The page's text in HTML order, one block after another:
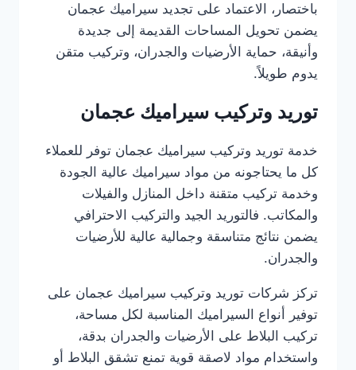
باختصار، الاعتماد على تجديد سيراميك عجمان
يضمن تحويل المساحات القديمة إلى جديدة
وأنيقة، حماية الأرضيات والجدران، وتركيب متقن
يدوم طويلاً.
توريد وتركيب سيراميك عجمان
خدمة توريد وتركيب سيراميك عجمان توفر للعملاء
كل ما يحتاجونه من مواد سيراميك عالية الجودة
وخدمة تركيب متقنة داخل المنازل والفيلات
والمكاتب. فالتوريد الجيد والتركيب الاحترافي
يضمن نتائج متناسقة وجمالية عالية للأرضيات
والجدران.
تركز شركات توريد وتركيب سيراميك عجمان على
توفير أنواع السيراميك المناسبة لكل مساحة،
تركيب البلاط على الأرضيات والجدران بدقة،
واستخدام مواد لاصقة قوية تمنع تشقق البلاط أو